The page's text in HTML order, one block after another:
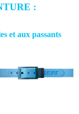
:
et aux passants